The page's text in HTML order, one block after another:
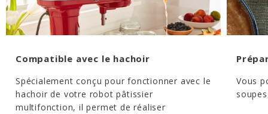
Compatible avec le hachoir
Spécialement conçu pour fonctionner avec le
hachoir de votre robot pâtissier
multifonction, il permet de réaliser
Vous